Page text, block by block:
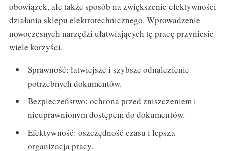
obowiązek, ale także sposób na zwiększenie efektywności
działania sklepu elektrotechnicznego. Wprowadzenie
nowoczesnych narzędzi ułatwiających tę pracę przyniesie
wiele korzyści.
Sprawność: łatwiejsze i szybsze odnalezienie
potrzebnych dokumentów.
Bezpieczeństwo: ochrona przed zniszczeniem i
nieuprawnionym dostępem do dokumentów.
Efektywność: oszczędność czasu i lepsza
organizacja pracy.